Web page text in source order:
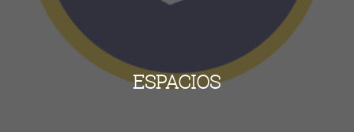
ESPACIOS